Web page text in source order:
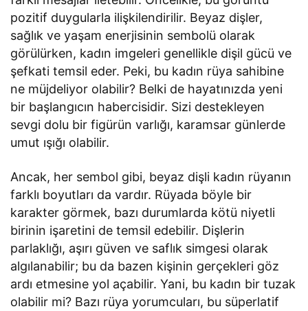
pozitif duygularla ilişkilendirilir. Beyaz dişler,
sağlık ve yaşam enerjisinin sembolü olarak
görülürken, kadın imgeleri genellikle dişil gücü ve
şefkati temsil eder. Peki, bu kadın rüya sahibine
ne müjdeliyor olabilir? Belki de hayatınızda yeni
bir başlangıcın habercisidir. Sizi destekleyen
sevgi dolu bir figürün varlığı, karamsar günlerde
umut ışığı olabilir.
Ancak, her sembol gibi, beyaz dişli kadın rüyanın
farklı boyutları da vardır. Rüyada böyle bir
karakter görmek, bazı durumlarda kötü niyetli
birinin işaretini de temsil edebilir. Dişlerin
parlaklığı, aşırı güven ve saflık simgesi olarak
algılanabilir; bu da bazen kişinin gerçekleri göz
ardı etmesine yol açabilir. Yani, bu kadın bir tuzak
olabilir mi? Bazı rüya yorumcuları, bu süperlatif